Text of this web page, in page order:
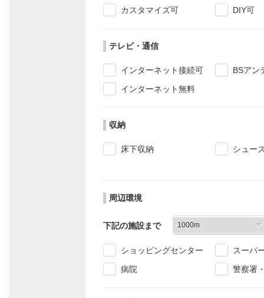
カスタマイズ可 DIY可
テレビ・通信
インターネット接続可
BSアン
インターネット無料
収納
床下収納 シュー
周辺環境
下記の施設まで
ショッピングセンター
スーパ
病院
警察署